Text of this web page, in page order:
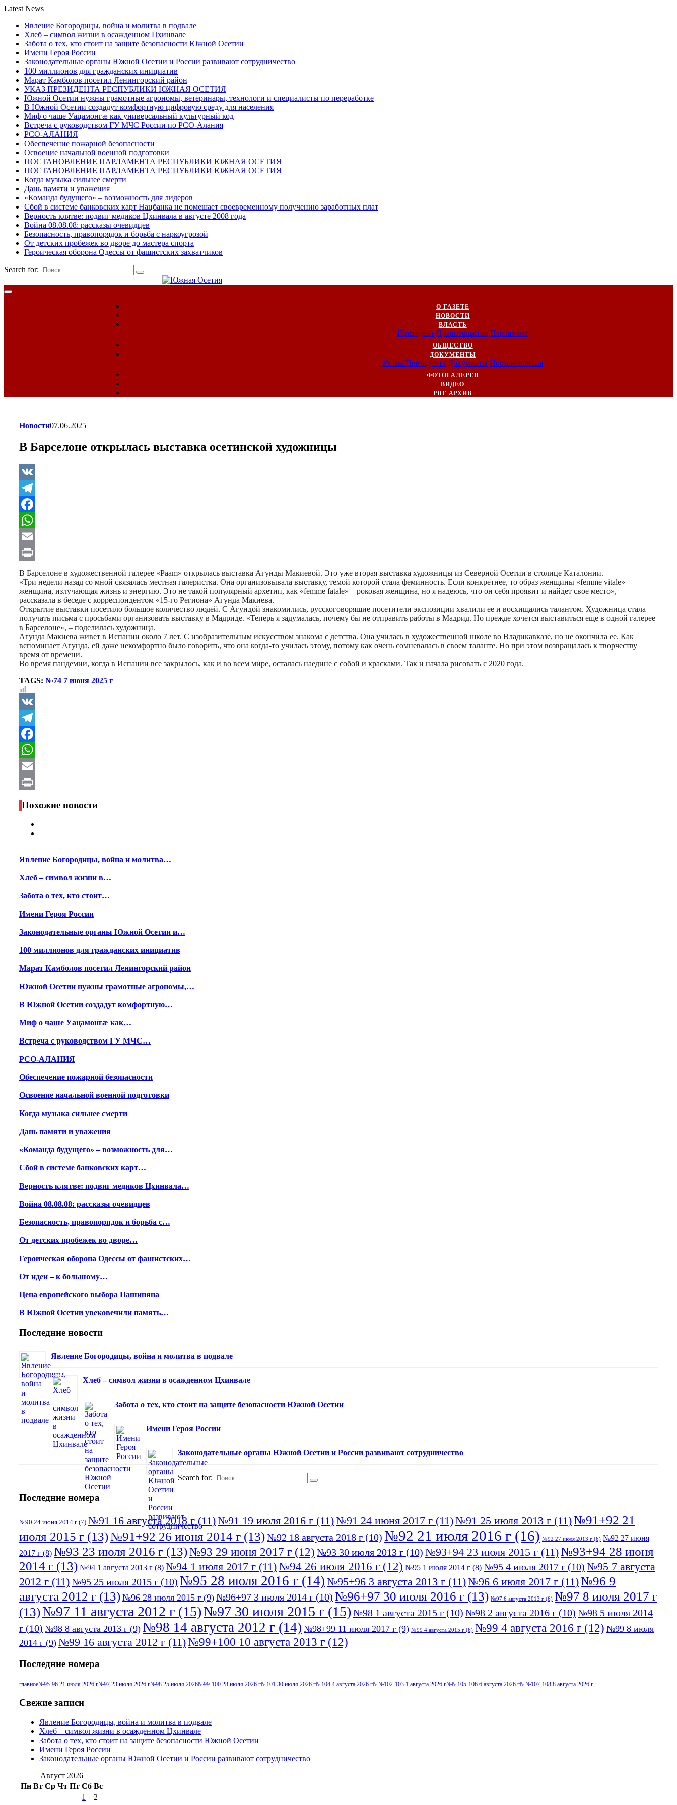
Latest News
Явление Богородицы, война и молитва в подвале
Хлеб – символ жизни в осажденном Цхинвале
Забота о тех, кто стоит на защите безопасности Южной Осетии
Имени Героя России
Законодательные органы Южной Осетии и России развивают сотрудничество
100 миллионов для гражданских инициатив
Марат Камболов посетил Ленингорский район
УКАЗ ПРЕЗИДЕНТА РЕСПУБЛИКИ ЮЖНАЯ ОСЕТИЯ
Южной Осетии нужны грамотные агрономы, ветеринары, технологи и специалисты по переработке
В Южной Осетии создадут комфортную цифровую среду для населения
Миф о чаше Уацамонгæ как универсальный культурный код
Встреча с руководством ГУ МЧС России по РСО-Алания
РСО-АЛАНИЯ
Обеспечение пожарной безопасности
Освоение начальной военной подготовки
ПОСТАНОВЛЕНИЕ ПАРЛАМЕНТА РЕСПУБЛИКИ ЮЖНАЯ ОСЕТИЯ
ПОСТАНОВЛЕНИЕ ПАРЛАМЕНТА РЕСПУБЛИКИ ЮЖНАЯ ОСЕТИЯ
Когда музыка сильнее смерти
Дань памяти и уважения
«Команда будущего» – возможность для лидеров
Сбой в системе банковских карт Нацбанка не помешает своевременному получению заработных плат
Верность клятве: подвиг медиков Цхинвала в августе 2008 года
Война 08.08.08: рассказы очевидцев
Безопасность, правопорядок и борьба с наркоугрозой
От детских пробежек во дворе до мастера спорта
Героическая оборона Одессы от фашистских захватчиков
Search for:
О ГАЗЕТЕ
НОВОСТИ
ВЛАСТЬ
Президент Правительство Парламент
ОБЩЕСТВО
ДОКУМЕНТЫ
Указы Президента Документы Постановления
ФОТОГАЛЕРЕЯ
ВИДЕО
PDF-АРХИВ
Новости07.06.2025
В Барселоне открылась выставка осетинской художницы
VK
Telegram
Facebook
WhatsApp
Email
Print
В Барселоне в художественной галерее «Paam» открылась выставка Агунды Макиевой. Это уже вторая выставка художницы из Северной Осетии в столице Каталонии.
«Три недели назад со мной связалась местная галеристка. Она организовывала выставку, темой которой стала феминность. Если конкретнее, то образ женщины «femme vitale» –
женщина, излучающая жизнь и энергию. Это не такой популярный архетип, как «femme fatale» – роковая женщина, но я надеюсь, что он себя проявит и найдет свое место», –
рассказала в беседе с корреспондентом «15-го Региона» Агунда Макиева.
Открытие выставки посетило большое количество людей. С Агундой знакомились, русскоговорящие посетители экспозиции хвалили ее и восхищались талантом. Художница стала
получать письма с просьбами организовать выставку в Мадриде. «Теперь я задумалась, почему бы не отправить работы в Мадрид. Но прежде хочется выставиться еще в одной галерее
в Барселоне», – поделилась художница.
Агунда Макиева живет в Испании около 7 лет. С изобразительным искусством знакома с детства. Она училась в художественной школе во Владикавказе, но не окончила ее. Как
вспоминает Агунда, ей даже некомфортно было говорить, что она когда-то училась этому, потому как очень сомневалась в своем таланте. Но при этом возвращалась к творчеству
время от времени.
Во время пандемии, когда в Испании все закрылось, как и во всем мире, осталась наедине с собой и красками. Так и начала рисовать с 2020 года.
TAGS: №74 7 июня 2025 г
VK
Telegram
Facebook
WhatsApp
Email
Print
Похожие новости
Явление Богородицы, война и молитва…
Хлеб – символ жизни в…
Забота о тех, кто стоит…
Имени Героя России
Законодательные органы Южной Осетии и…
100 миллионов для гражданских инициатив
Марат Камболов посетил Ленингорский район
Южной Осетии нужны грамотные агрономы,…
В Южной Осетии создадут комфортную…
Миф о чаше Уацамонгæ как…
Встреча с руководством ГУ МЧС…
РСО-АЛАНИЯ
Обеспечение пожарной безопасности
Освоение начальной военной подготовки
Когда музыка сильнее смерти
Дань памяти и уважения
«Команда будущего» – возможность для…
Сбой в системе банковских карт…
Верность клятве: подвиг медиков Цхинвала…
Война 08.08.08: рассказы очевидцев
Безопасность, правопорядок и борьба с…
От детских пробежек во дворе…
Героическая оборона Одессы от фашистских…
От идеи – к большому…
Цена европейского выбора Пашиняна
В Южной Осетии увековечили память…
Последние новости
Явление Богородицы, война и молитва в подвале
Хлеб – символ жизни в осажденном Цхинвале
Забота о тех, кто стоит на защите безопасности Южной Осетии
Имени Героя России
Законодательные органы Южной Осетии и России развивают сотрудничество
Search for:
Последние номера
№90 24 июня 2014 г (7) №91 16 августа 2018 г (11)№91 19 июля 2016 г (11)№91 24 июня 2017 г (11)№91 25 июля 2013 г (11)№91+92 21
июля 2015 г (13)№91+92 26 июня 2014 г (13)№92 18 августа 2018 г (10) №92 21 июля 2016 г (16) №92 27 июля 2013 г (6) №92 27 июня
2017 г (8) №93 23 июля 2016 г (13)№93 29 июня 2017 г (12) №93 30 июля 2013 г (10) №93+94 23 июля 2015 г (11)№93+94 28 июня
2014 г (13) №94 1 августа 2013 г (8) №94 1 июля 2017 г (11)№94 26 июля 2016 г (12) №95 1 июля 2014 г (8) №95 4 июля 2017 г (10) №95 7 августа
2012 г (11)№95 25 июля 2015 г (10) №95 28 июля 2016 г (14) №95+96 3 августа 2013 г (11)№96 6 июля 2017 г (11)№96 9
августа 2012 г (13) №96 28 июля 2015 г (9) №96+97 3 июля 2014 г (10) №96+97 30 июля 2016 г (13) №97 6 августа 2013 г (6) №97 8 июля 2017 г
(13)№97 11 августа 2012 г (15)№97 30 июля 2015 г (15) №98 1 августа 2015 г (10) №98 2 августа 2016 г (10) №98 5 июля 2014
г (10) №98 8 августа 2013 г (9) №98 14 августа 2012 г (14) №98+99 11 июля 2017 г (9) №99 4 августа 2015 г (6) №99 4 августа 2016 г (12) №99 8 июля
2014 г (9) №99 16 августа 2012 г (11)№99+100 10 августа 2013 г (12)
Последние номера
главное№95-96 21 июля 2026 г№97 23 июля 2026 г№98 25 июля 2026№99-100 28 июля 2026 г№101 30 июля 2026 г№104 4 августа 2026 г№№102-103 1 августа 2026 г№№105-106 6 августа 2026 г№№107-108 8 августа 2026 г
Свежие записи
Явление Богородицы, война и молитва в подвале
Хлеб – символ жизни в осажденном Цхинвале
Забота о тех, кто стоит на защите безопасности Южной Осетии
Имени Героя России
Законодательные органы Южной Осетии и России развивают сотрудничество
Август 2026
Пн Вт Ср Чт Пт Сб Вс
1
2